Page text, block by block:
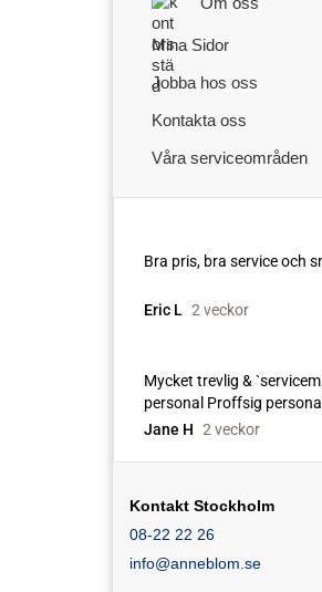
Mina Sidor
Jobba hos oss
Kontakta oss
Våra serviceområden
Kontakt Stockholm
08-22 22 26
info@anneblom.se